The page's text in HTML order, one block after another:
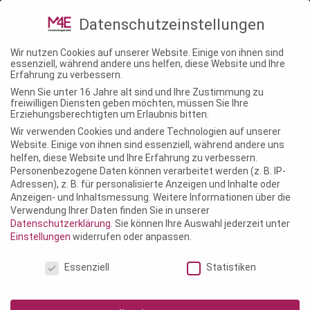
veranstaltungstechnik.de
Datenschutzeinstellungen
Wir nutzen Cookies auf unserer Website. Einige von ihnen sind
essenziell, während andere uns helfen, diese Website und Ihre
Erfahrung zu verbessern.
Wenn Sie unter 16 Jahre alt sind und Ihre Zustimmung zu
freiwilligen Diensten geben möchten, müssen Sie Ihre
Erziehungsberechtigten um Erlaubnis bitten.
Wir verwenden Cookies und andere Technologien auf unserer
Website. Einige von ihnen sind essenziell, während andere uns
helfen, diese Website und Ihre Erfahrung zu verbessern.
Personenbezogene Daten können verarbeitet werden (z. B. IP-
Adressen), z. B. für personalisierte Anzeigen und Inhalte oder
Anzeigen- und Inhaltsmessung. Weitere Informationen über die
Verwendung Ihrer Daten finden Sie in unserer
Datenschutzerklärung Sie können Ihre Auswahl jederzeit unter
Einstellungen widerrufen oder anpassen.
Essenziell
Statistiken